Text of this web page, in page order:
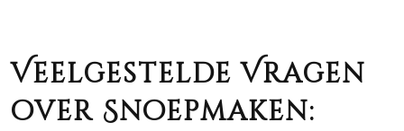
Veelgestelde Vragen
over Snoepmaken: